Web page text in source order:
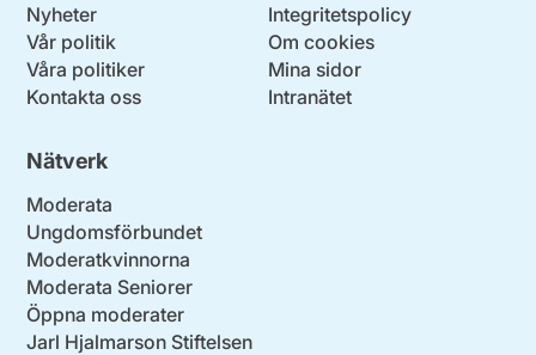
Nyheter
Vår politik
Våra politiker
Kontakta oss
Integritetspolicy
Om cookies
Mina sidor
Intranätet
Nätverk
Moderata
Ungdomsförbundet
Moderatkvinnorna
Moderata Seniorer
Öppna moderater
Jarl Hjalmarson Stiftelsen